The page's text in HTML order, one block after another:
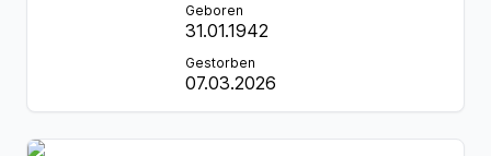
Geboren
31.01.1942
Gestorben
07.03.2026